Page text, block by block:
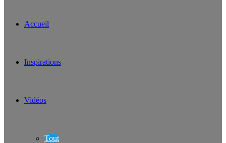
Accueil
Inspirations
Vidéos
Tout